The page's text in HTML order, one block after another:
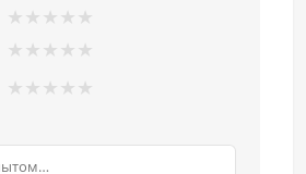
★ ★ ★ ★ ★
★ ★ ★ ★ ★
★ ★ ★ ★ ★